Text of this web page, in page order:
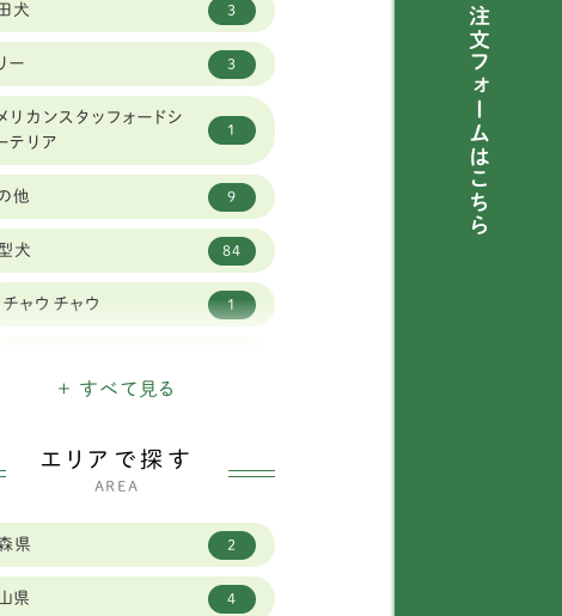
注文フォームは
こちら
犬 3
ー 3
リカンスタッフォードシ
テリア
1
他 9
犬 84
チャウチャウ 1
ゥードル
ナポリタンマスティフ
スタンダードプードル 1
シベリアンハスキー 9
+ すべて見る
エリアで探す
AREA
県 2
県 4